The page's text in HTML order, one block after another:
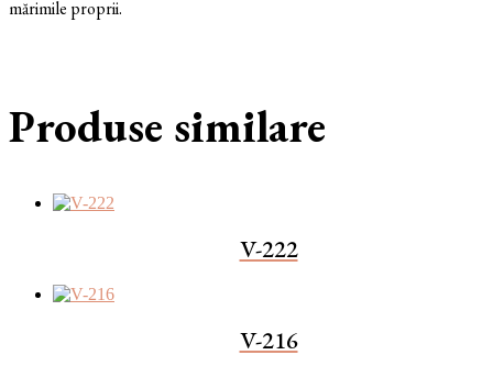
mărimile proprii.
Produse similare
V-222
V-216